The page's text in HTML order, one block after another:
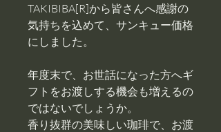
TAKIBIBA[R]から皆さんへ感謝の
気持ちを込めて、サンキュー価格
にしました。
年度末で、お世話になった方へギ
フトをお渡しする機会も増えるの
ではないでしょうか。
香り抜群の美味しい珈琲で、お渡